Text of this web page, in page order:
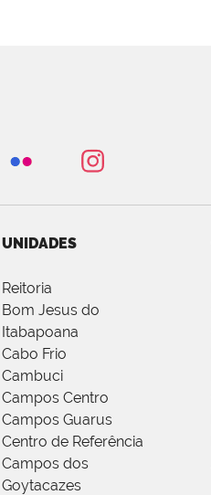
UNIDADES
Reitoria
Bom Jesus do
Itabapoana
Cabo Frio
Cambuci
Campos Centro
Campos Guarus
Centro de Referência
Campos dos
Goytacazes